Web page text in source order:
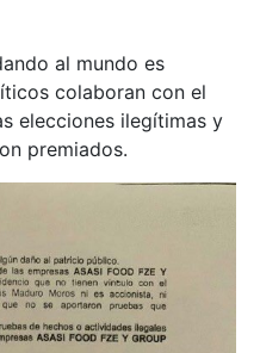
al mundo es
colaboran con el
elecciones ilegítimas y
premiados.